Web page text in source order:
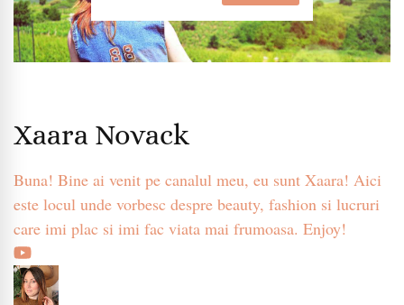
Xaara Novack
Buna! Bine ai venit pe canalul meu, eu sunt Xaara! Aici
este locul unde vorbesc despre beauty, fashion si lucruri
care imi plac si imi fac viata mai frumoasa. Enjoy!